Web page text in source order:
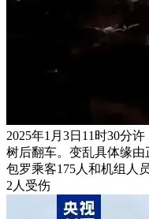
2025年1月3日11时30分
树后翻车。变乱具体缘
包罗乘客175人和机组人
2人受伤